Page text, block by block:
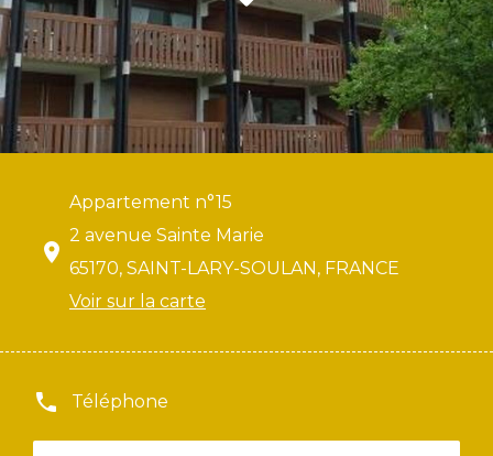
Appartement n°15
2 avenue Sainte Marie
65170, SAINT-LARY-SOULAN, FRANCE
Voir sur la carte
Téléphone